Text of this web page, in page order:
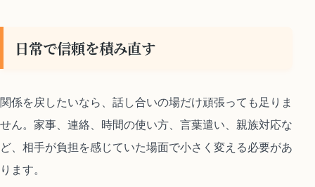
日常で信頼を積み直す
関係を戻したいなら、話し合いの場だけ頑張っても足りま
せん。家事、連絡、時間の使い方、言葉遣い、親族対応な
ど、相手が負担を感じていた場面で小さく変える必要があ
ります。